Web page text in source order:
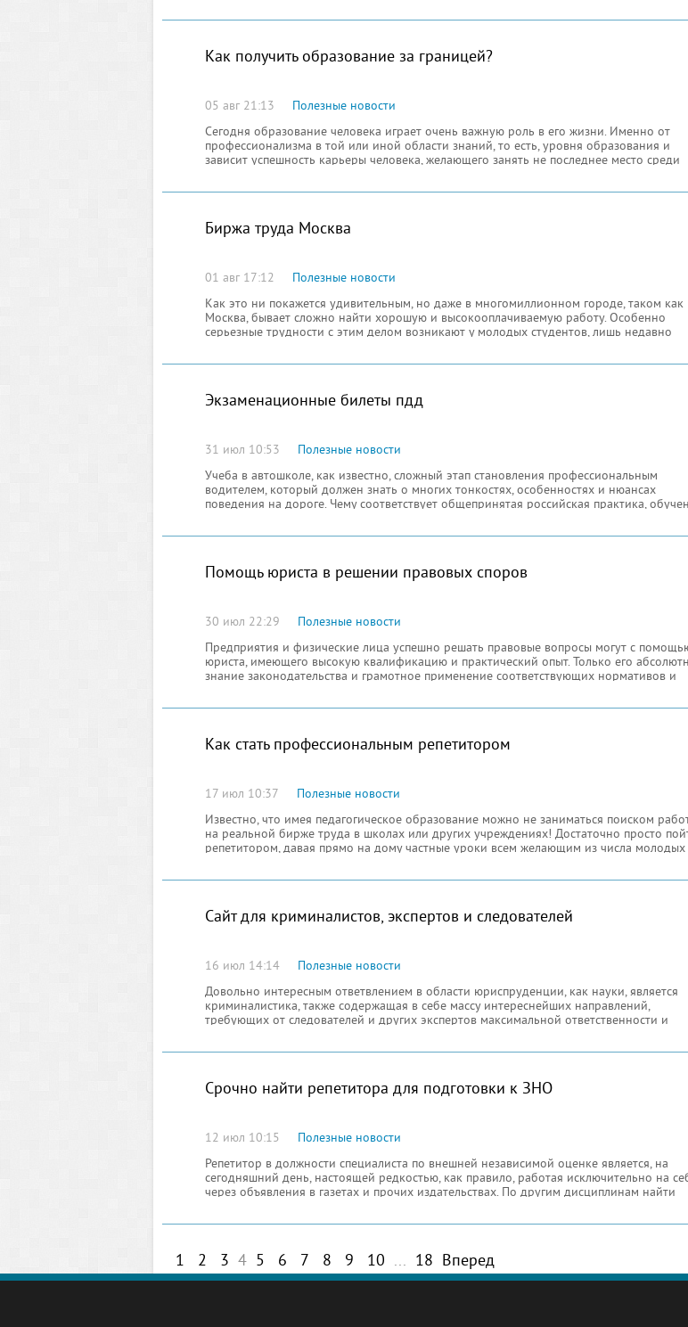
Как получить образование за границей?
05 авг 21:13
Полезные новости
Сегодня образование человека играет очень важную роль в его жизни. Именно от
профессионализма в той или иной области знаний, то есть, уровня образования и
зависит успешность карьеры человека, желающего занять не последнее место среди
подавляющего большинства граждан страны, которые учились в одних и тех же
Биржа труда Москва
01 авг 17:12
Полезные новости
Как это ни покажется удивительным, но даже в многомиллионном городе, таком как
Москва, бывает сложно найти хорошую и высокооплачиваемую работу. Особенно
серьезные трудности с этим делом возникают у молодых студентов, лишь недавно
специалистом. Но, как быть молодым людям, являющимся учащимися первых
Экзаменационные билеты пдд
31 июл 10:53
Полезные новости
Учеба в автошколе, как известно, сложный этап становления профессиональным
водителем, который должен знать о многих тонкостях, особенностях и нюансах
поведения на дороге. Чему соответствует общепринятая российская практика,
вождению автомобиля на должном и безопасном уровне. С точки зрения
Помощь юриста в решении правовых споров
30 июл 22:29
Полезные новости
Предприятия и физические лица успешно решать правовые вопросы могут с
юриста, имеющего высокую квалификацию и практический опыт. Только его
знание законодательства и грамотное применение соответствующих нормативов и
обеспечить максимальный эффект в решении этих вопросов
Как стать профессиональным репетитором
17 июл 10:37
Полезные новости
Известно, что имея педагогическое образование можно не заниматься поиском
на реальной бирже труда в школах или других учреждениях! Достаточно просто
репетитором, давая прямо на дому частные уроки всем желающим из числа молодых
знаний и навыков. Услуги, предоставляемые репетитором, всегда широко
Сайт для криминалистов, экспертов и следователей
16 июл 14:14
Полезные новости
Довольно интересным ответвлением в области юриспруденции, как науки, является
криминалистика, также содержащая в себе массу интереснейших направлений,
требующих от следователей и других экспертов максимальной ответственности и
постоянные поправки, дополняющие старые и новые статьи по законам
Срочно найти репетитора для подготовки к ЗНО
12 июл 10:15
Полезные новости
Репетитор в должности специалиста по внешней независимой оценке является, на
сегодняшний день, настоящей редкостью, как правило, работая исключительно на
через объявления в газетах и прочих издательствах. По другим дисциплинам найти
специалисты после института в статусе бакалавра и реже специалиста с более
1 2 3 4 5 6 7 8 9 10 ... 18 Вперед